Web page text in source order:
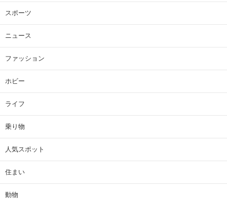
スポーツ
ニュース
ファッション
ホビー
ライフ
乗り物
人気スポット
住まい
動物